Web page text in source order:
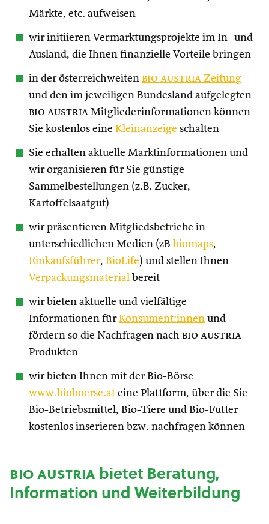
Märkte, etc. aufweisen
wir initiieren Vermarktungsprojekte im In- und
Ausland, die Ihnen finanzielle Vorteile bringen
in der österreichweiten bio austria Zeitung
und den im jeweiligen Bundesland aufgelegten
bio austria Mitgliederinformationen können
Sie kostenlos eine Kleinanzeige schalten
Sie erhalten aktuelle Marktinformationen und
wir organisieren für Sie günstige
Sammelbestellungen (z.B. Zucker,
Kartoffelsaatgut)
wir präsentieren Mitgliedsbetriebe in
unterschiedlichen Medien (zB biomaps,
Einkaufsführer, BioLife) und stellen Ihnen
Verpackungsmaterial bereit
wir bieten aktuelle und vielfältige
Informationen fürKonsument:innen und
fördern so die Nachfragen nach bio austria
Produkten
wir bieten Ihnen mit der Bio-Börse
www.bioboerse.at eine Plattform, über die Sie
Bio-Betriebsmittel, Bio-Tiere und Bio-Futter
kostenlos inserieren bzw. nachfragen können
bio austriabietet Beratung,
Information und Weiterbildung